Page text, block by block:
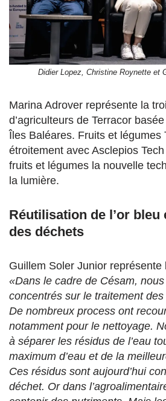
Didier Lopez, Christine Roynette et
Marina Adrover représente la
d’agriculteurs de Terracor
Îles Baléares. Fruits et légumes
étroitement avec Asclepios
fruits et légumes la nouvelle
la lumière.
Réutilisation de l’or
des déchets
Guillem Soler Junior représente
«Dans le cadre de Césam,
concentrés sur le traitement
De nombreux process ont
notamment pour le nettoyage.
à séparer les résidus de l’eau
maximum d’eau et de la
Ces résidus sont aujourd’hui
déchet. Or dans